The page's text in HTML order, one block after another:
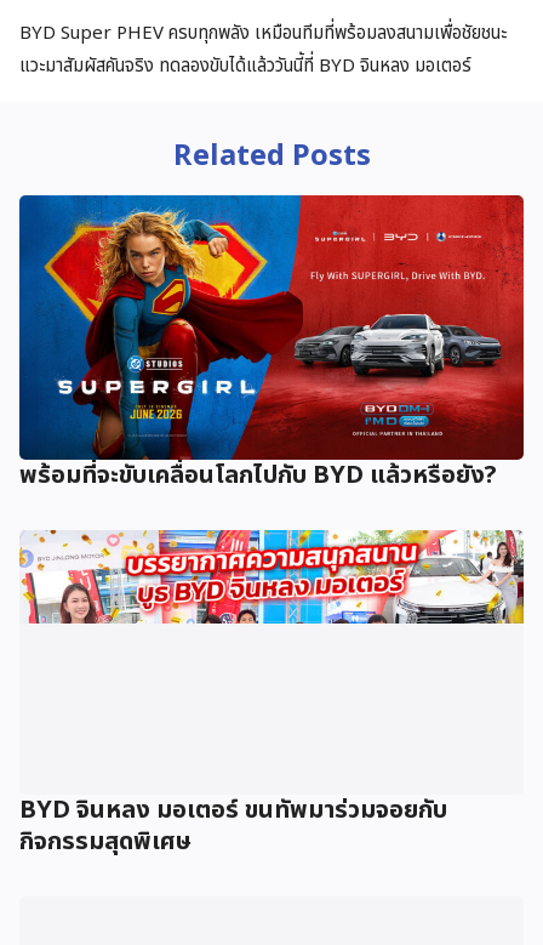
BYD Super PHEV ครบทุกพลัง เหมือนทีมที่พร้อมลงสนามเพื่อชัยชนะ
แวะมาสัมผัสคันจริง ทดลองขับได้แล้ววันนี้ที่ BYD จินหลง มอเตอร์
Related Posts
พร้อมที่จะขับเคลื่อนโลกไปกับ BYD แล้วหรือยัง?
BYD จินหลง มอเตอร์ ขนทัพมาร่วมจอยกับ
กิจกรรมสุดพิเศษ